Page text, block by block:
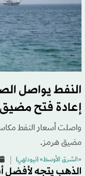
النفط يواصل
إعادة فتح
واصلت أسعار النفط
مضيق هرمز.
«الشرق الأوسط» (نيودلهي)
الذهب يتجه لأفضل